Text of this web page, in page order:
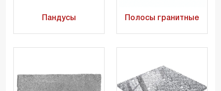
Пандусы Полосы гранитные